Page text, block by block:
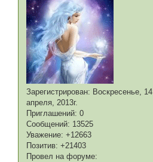
Зарегистрирован: Воскресенье, 14
апреля, 2013г.
Приглашений: 0
Сообщений: 13525
Уважение: +12663
Позитив: +21403
Провел на форуме: